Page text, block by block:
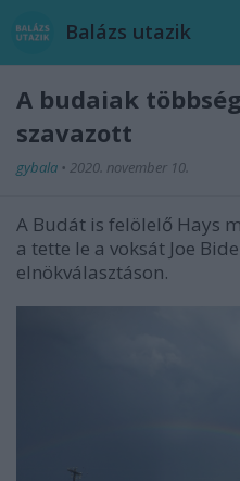
Balázs utazik
A budaiak
szavazott
gybala • 2020. november 10.
A Budát is felölelő Hays
a tette le a voksát Joe
elnökválasztáson.